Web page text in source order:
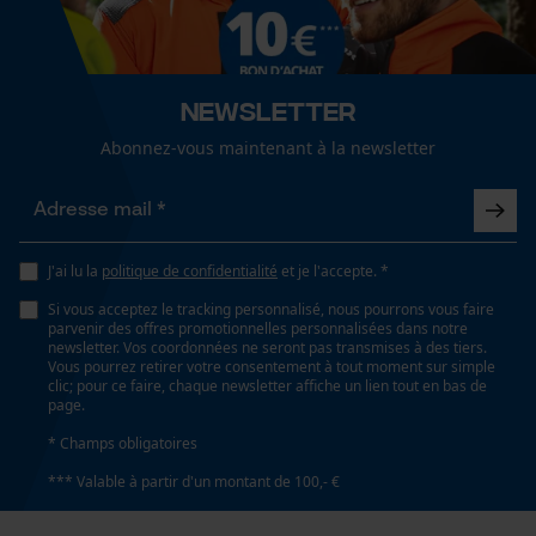
unisexe
bicolore, réfléchissant
Ajustement
Relaxed Fit
Visibilité
Newsletter
Abonnez-vous maintenant à la newsletter
J'ai lu la politique de confidentialité et je l'accepte. *
Si vous acceptez le tracking personnalisé, nous pourrons vous faire
parvenir des offres promotionnelles personnalisées dans notre
newsletter. Vos coordonnées ne seront pas transmises à des tiers.
Vous pourrez retirer votre consentement à tout moment sur simple
clic; pour ce faire, chaque newsletter affiche un lien tout en bas de
page.
* Champs obligatoires
*** Valable à partir d'un montant de 100,- €
fonctionnalité
Loop54 Personalization
Salutation personnelle
utilisateurs
Vidéos YouTube
Google Maps